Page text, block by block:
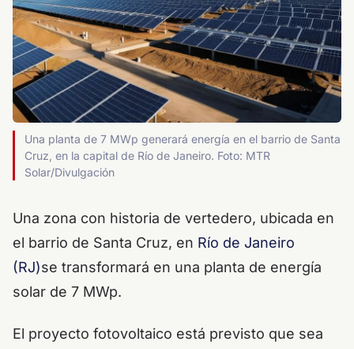
Una planta de 7 MWp generará energía en el barrio de Santa
Cruz, en la capital de Río de Janeiro. Foto: MTR
Solar/Divulgación
Una zona con historia de vertedero, ubicada en
el barrio de Santa Cruz, en Río de Janeiro
(RJ)se transformará en una planta de energía
solar de 7 MWp.
El proyecto fotovoltaico está previsto que sea